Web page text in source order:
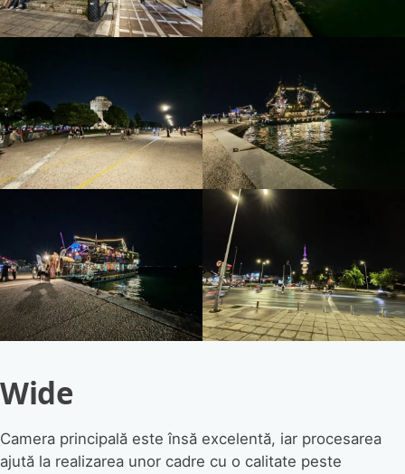
Wide
Camera principală este însă excelentă, iar procesarea
ajută la realizarea unor cadre cu o calitate peste